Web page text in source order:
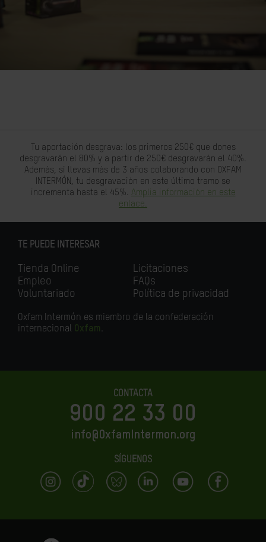
Tu aportación desgrava: los primeros 250€ que dones
desgravarán el 80% y a partir de 250€ desgravarán el 40%.
Además, si llevas más de 3 años colaborando con OXFAM
INTERMÓN, tu desgravación en este último tramo se
incrementa hasta el 45%. Amplia información en este
enlace.
TE PUEDE INTERESAR
Tienda Online
Empleo
Voluntariado
Licitaciones
FAQs
Política de privacidad
Oxfam Intermón es miembro de la confederación
internacional Oxfam.
CONTACTA
900 22 33 00
info@OxfamIntermon.org
SÍGUENOS